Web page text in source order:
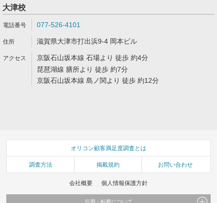
大津校
077-526-4101
滋賀県大津市打出浜9-4 岡本ビル
京阪石山坂本線 石場より 徒歩 約4分
琵琶湖線 膳所より 徒歩 約7分
京阪石山坂本線 島ノ関より 徒歩 約12分
オリコン顧客満足度調査とは
調査方法 掲載規約 お問い合わせ
会社概要 個人情報保護方針
引用・転載について